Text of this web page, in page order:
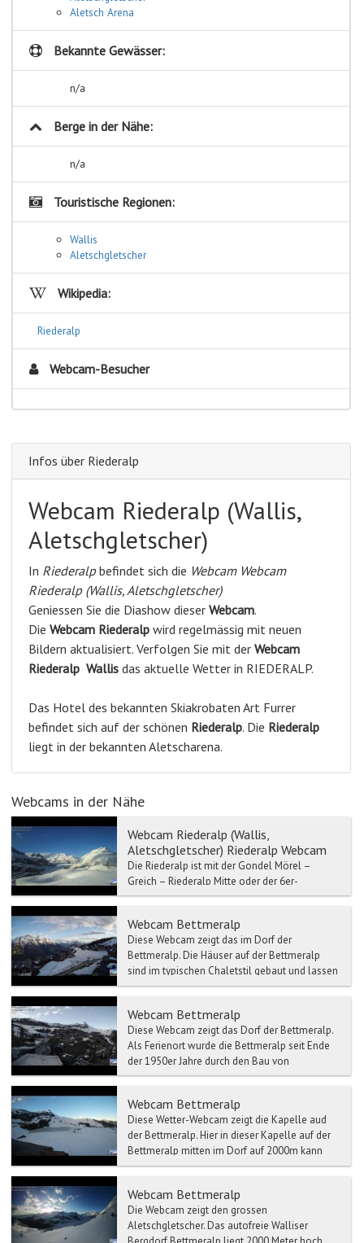
Aletsch Arena
Bekannte Gewässer:
n/a
Berge in der Nähe:
n/a
Touristische Regionen:
Wallis
Aletschgletscher
Wikipedia:
Riederalp
Webcam-Besucher
Infos über Riederalp
Webcam Riederalp (Wallis,
Aletschgletscher)
In Riederalpbefindet sich die Webcam Webcam
Riederalp (Wallis, Aletschgletscher)
Geniessen Sie die Diashow dieser Webcam.
Die Webcam Riederalp wird regelmässig mit neuen
Bildern aktualisiert. Verfolgen Sie mit der Webcam
Riederalp Wallis das aktuelle Wetter in RIEDERALP.
Das Hotel des bekannten Skiakrobaten Art Furrer
befindet sich auf der schönen Riederalp. Die Riederalp
liegt in der bekannten Aletscharena.
Webcams in der Nähe
Webcam Riederalp (Wallis,
Aletschgletscher) Riederalp Webcam
Die Riederalp ist mit der Gondel Mörel –
Greich – Riederalp Mitte oder der 6er-
Gondelbahn Mörel – Ried-Mörel – Riederalp
Webcam Bettmeralp
Diese Webcam zeigt das im Dorf der
Bettmeralp. Die Häuser auf der Bettmeralp
sind im typischen Chaletstil gebaut und lassen
so das Do...
Webcam Bettmeralp
Diese Webcam zeigt das Dorf der Bettmeralp.
Als Ferienort wurde die Bettmeralp seit Ende
der 1950er Jahre durch den Bau von
Gasthöfen, Hotel...
Webcam Bettmeralp
Diese Wetter-Webcam zeigt die Kapelle aud
der Bettmeralp. Hier in dieser Kapelle auf der
Bettmeralp mitten im Dorf auf 2000m kann
auch gehei...
Webcam Bettmeralp
Die Webcam zeigt den grossen
Aletschgletscher. Das autofreie Walliser